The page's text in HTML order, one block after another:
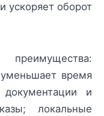
ускоряет оборот
время
и
локальные